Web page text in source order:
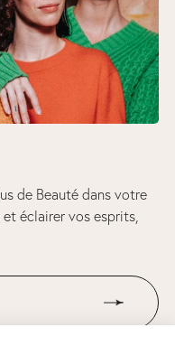
de Beauté dans votre
éclairer vos esprits,